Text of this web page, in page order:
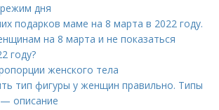
дня
подарков маме на 8 марта в 2022 году.
на 8 марта и не показаться
году?
женского тела
тип фигуры у женщин правильно. Типы
описание